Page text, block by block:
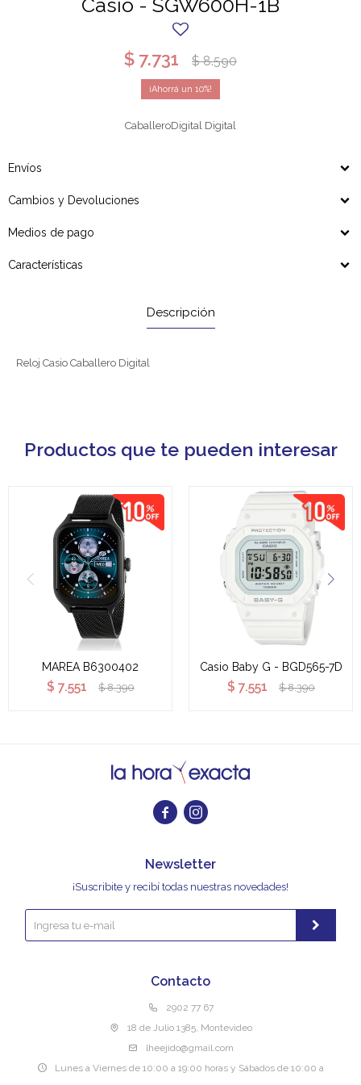
Casio - SGW600H-1B
$ 7.731 $ 8.590
10
CaballeroDigital Digital
Envíos
Cambios y Devoluciones
Medios de pago
Características
Descripción
Reloj Casio Caballero Digital
Productos que te pueden interesar
MAREA B6300402
$ 7.551 $ 8.390
Casio Baby G - BGD565-7D
$ 7.551 $ 8.390
 
Contacto
2902 77 67
18 de Julio 1385, Montevideo
lheejido@gmail.com
Lunes a Viernes de 10:00 a 19:00 horas y Sábados de 10:00 a
Newsletter
¡Suscribite y recibí todas nuestras novedades!